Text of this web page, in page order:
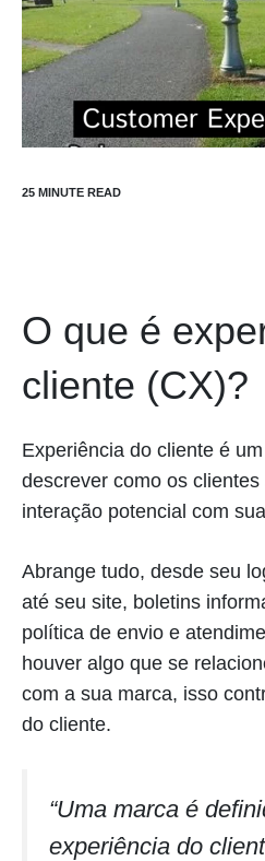
O que é
cliente (CX)?
Experiência do cliente é
descrever como os
interação potencial com
Abrange tudo, desde seu
até seu site, boletins
política de envio e
houver algo que se
com a sua marca, isso
do cliente.
“Uma marca é
experiência do